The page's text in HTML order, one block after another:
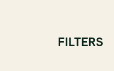
FILTERS